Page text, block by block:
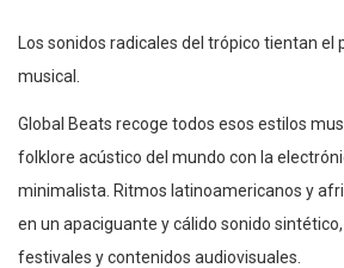
Los sonidos radicales del trópico tientan
musical.
Global Beats recoge todos esos estilos
folklore acústico del mundo con la
minimalista. Ritmos latinoamericanos y
en un apaciguante y cálido sonido
festivales y contenidos audiovisuales.